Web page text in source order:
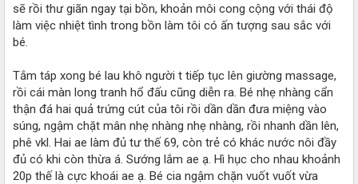
sẽ rồi thư giãn ngay tại bồn, khoản môi cong cộng với thái độ
làm việc nhiệt tình trong bồn làm tôi có ấn tượng sau sắc với
bé.
Tắm táp xong bé lau khô người t tiếp tục lên giường massage,
rồi cái màn long tranh hổ đấu cũng diễn ra. Bé nhẹ nhàng cẩn
thận đá hai quả trứng cút của tôi rồi dần dần đưa miệng vào
súng, ngậm chặt mân nhẹ nhàng nhẹ nhàng, rồi nhanh dần lên,
phê vkl. Hai ae làm đủ tư thế 69, còn trẻ có khác nước nôi đầy
đủ có khi còn thừa á. Sướng lắm ae ạ. Hì hục cho nhau khoảnh
20p thế là cực khoái ae ạ. Bé cia ngậm chặn vuốt vuốt vừa